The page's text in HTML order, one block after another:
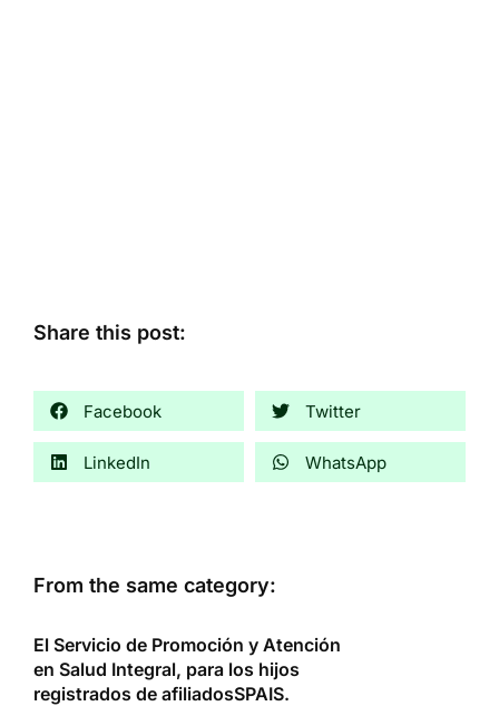
Share this post:
Facebook Twitter
LinkedIn WhatsApp
From the same category:
El Servicio de Promoción y Atención
en Salud Integral, para los hijos
registrados de afiliadosSPAIS.